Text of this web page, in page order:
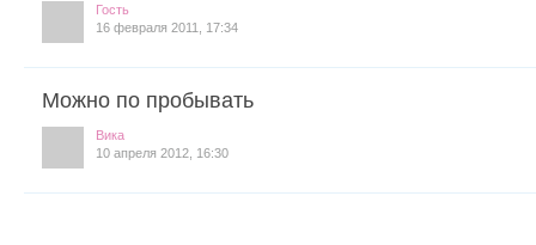
Гость
16 февраля 2011, 17:34
Можно по пробывать
Вика
10 апреля 2012, 16:30